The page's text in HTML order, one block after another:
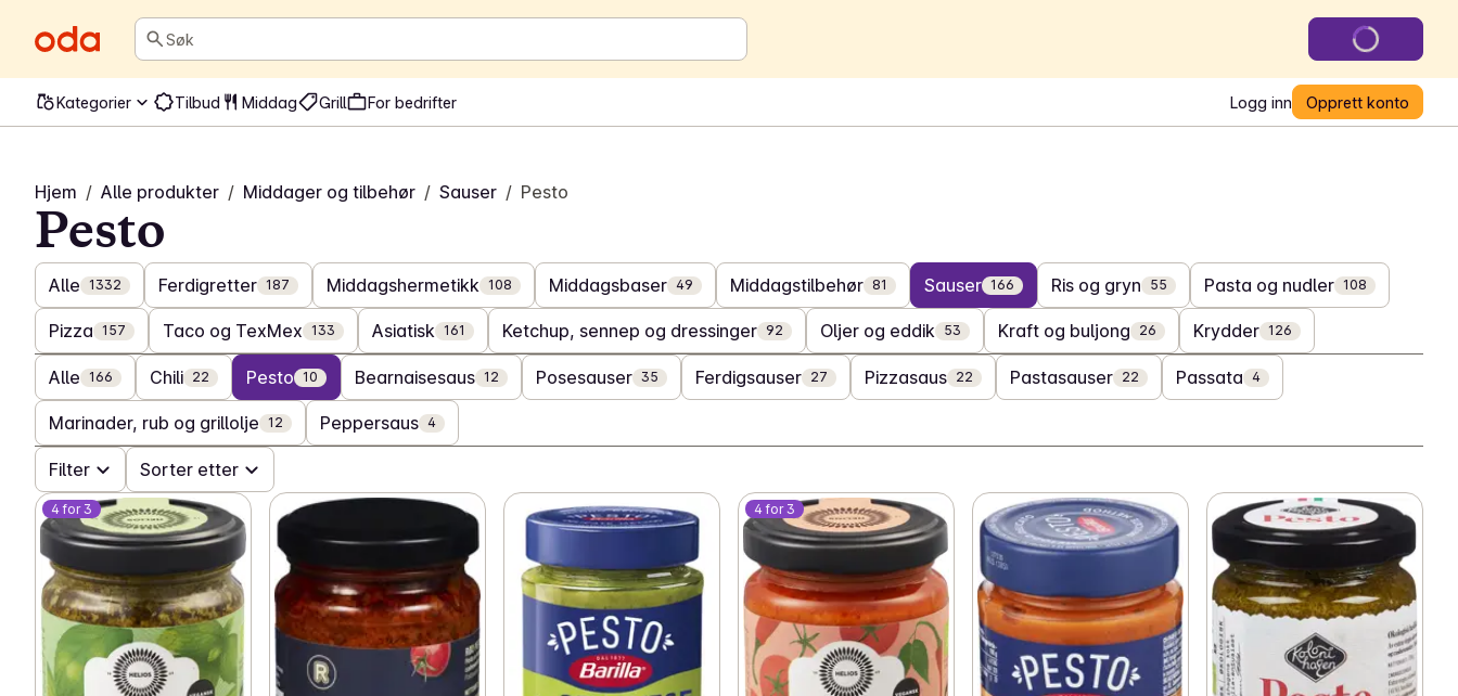
Søk
Kategorier Tilbud Middag Grill For bedrifter Logg inn Opprett konto
Hjem / Alle produkter / Middager og tilbehør / Sauser / Pesto
Pesto
Alle 1332 Ferdigretter 187 Middagshermetikk 108 Middagsbaser 49 Middagstilbehør 81 Sauser 166 Ris og gryn 55 Pasta og nudler 108
Pizza 157 Taco og TexMex 133 Asiatisk 161 Ketchup, sennep og dressinger 92 Oljer og eddik 53 Kraft og buljong 26 Krydder 126
Alle 166 Chili 22 Pesto 10 Bearnaisesaus 12 Posesauser 35 Ferdigsauser 27 Pizzasaus 22 Pastasauser 22 Passata 4
Marinader, rub og grillolje 12 Peppersaus 4
Filter Sorter etter
4 for 3 4 for 3